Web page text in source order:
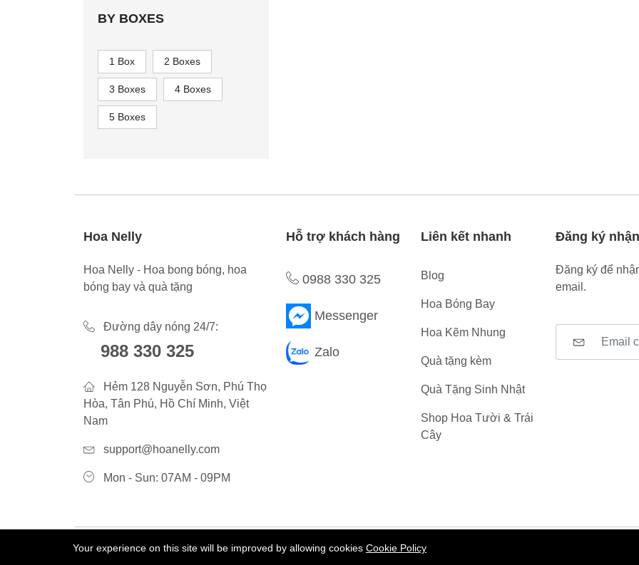
BY BOXES
1 Box 2 Boxes
3 Boxes 4 Boxes
5 Boxes
Hoa Nelly
Hoa Nelly - Hoa bong bóng, hoa
bóng bay và quà tặng
Đường dây nóng 24/7:
988 330 325
Hẻm 128 Nguyễn Sơn, Phú Thọ
Hòa, Tân Phú, Hồ Chí Minh, Việt
Nam
support@hoanelly.com
Mon - Sun: 07AM - 09PM
Hỗ trợ khách hàng
0988 330 325
Messenger
Zalo
Liên kết nhanh
Blog
Hoa Bóng Bay
Hoa Kẽm Nhung
Quà tặng kèm
Quà Tặng Sinh Nhật
Shop Hoa Tười & Trái
Cây
Đăng ký
Đăng ký để
email.
Your experience on this site will be improved by allowing cookies Cookie Policy